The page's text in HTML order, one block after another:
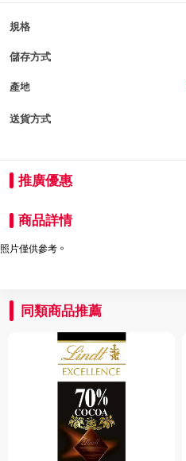
規格
儲存方式
產地
送貨方式
推廣優惠
商品詳情
照片僅供參考。
同類商品推薦